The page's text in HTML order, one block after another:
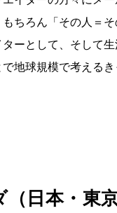
ちろん「その人＝
ーとして、そして
地球規模で考える
日本・東京